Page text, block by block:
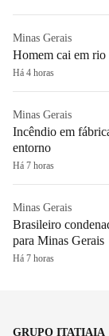
Minas Gerais
Homem cai em rio
Há 4 horas
Minas Gerais
Incêndio em
entorno
Há 7 horas
Minas Gerais
Brasileiro
para Minas Gerais
Há 7 horas
GRUPO ITATIAIA